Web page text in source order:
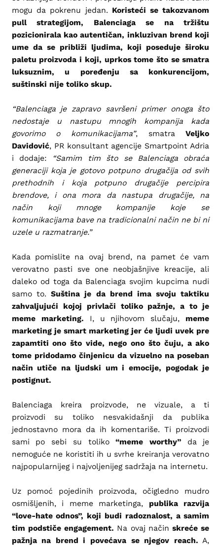
mogu da pokrenu jedan. Koristeći se takozvanom
pull strategijom, Balenciaga se na tržištu
pozicionirala kao autentičan, inkluzivan brend koji
ume da se približi ljudima, koji poseduje široku
paletu proizvoda i koji, uprkos tome što se smatra
luksuznim, u poređenju sa konkurencijom,
suštinski nije toliko skup.
“Balenciaga je zapravo savršeni primer onoga što
nedostaje u nastupu mnogih kompanija kada
govorimo o komunikacijama”, smatraVeljko
Davidović, PR konsultant agencije Smartpoint Adria
i dodaje:
“Samim tim što se Balenciaga obraća
generaciji koja je gotovo potpuno drugačija od svih
prethodnih i koja potpuno drugačije percipira
brendove, i ona mora da nastupa drugačije, na
način koji mnoge kompanije koje se
komunikacijama bave na tradicionalni način ne bi ni
uzele u razmatranje.”
Kada pomislite na ovaj brend, na pamet će vam
verovatno pasti sve one neobjašnjive kreacije, ali
daleko od toga da Balenciaga svojim kupcima nudi
samo to.Suština je da brend ima svoju taktiku
zahvaljujući kojoj privlači toliko pažnje, a to je
meme marketing. I, u njihovom slučaju, meme
marketing je smart marketing jer će ljudi uvek pre
zapamtiti ono što vide, nego ono što čuju, a ako
tome pridodamo činjenicu da vizuelno na poseban
način utiče na ljudski um i emocije, pogodak je
postignut.
Balenciaga kreira proizvode, ne vizuale, a ti
proizvodi su toliko nesvakidašnji da publika
jednostavno mora da ih komentariše. Ti proizvodi
sami po sebi su toliko“meme worthy”da je
nemoguće ne koristiti ih u svrhe kreiranja verovatno
najpopularnijeg i najvoljenijeg sadržaja na internetu.
Uz pomoć pojedinih proizvoda, očigledno mudro
osmišljenih, i meme marketinga, publika razvija
“love-hate odnos”, koji budi radoznalost, a samim
tim podstiče engagement. Na ovaj načinskreće se
pažnja na brend i povećava se njegov reach. A,